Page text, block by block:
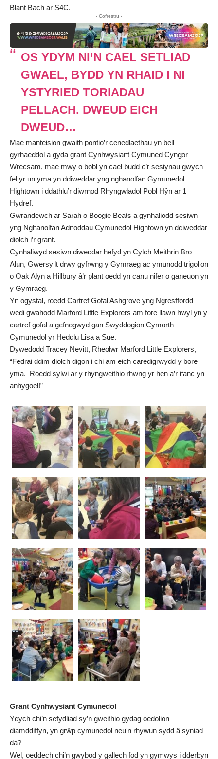
Blant Bach ar S4C.
- Cofrestru -
OS YDYM NI’N CAEL SETLIAD
GWAEL, BYDD YN RHAID I NI
YSTYRIED TORIADAU
PELLACH. DWEUD EICH
DWEUD…
Mae manteision gwaith pontio’r cenedlaethau yn bell
gyrhaeddol a gyda grant Cynhwysiant Cymuned Cyngor
Wrecsam, mae mwy o bobl yn cael budd o’r sesiynau gwych
fel yr un yma yn ddiweddar yng nghanolfan Gymunedol
Hightown i ddathlu’r diwrnod Rhyngwladol Pobl Hŷn ar 1
Hydref.
Gwrandewch ar Sarah o Boogie Beats a gynhaliodd sesiwn
yng Nghanolfan Adnoddau Cymunedol Hightown yn ddiweddar
diolch i’r grant.
Cynhaliwyd sesiwn diweddar hefyd yn Cylch Meithrin Bro
Alun, Gwersyllt drwy gyfrwng y Gymraeg ac ymunodd trigolion
o Oak Alyn a Hillbury â’r plant oedd yn canu nifer o ganeuon yn
y Gymraeg.
Yn ogystal, roedd Cartref Gofal Ashgrove yng Ngresffordd
wedi gwahodd Marford Little Explorers am fore llawn hwyl yn y
cartref gofal a gefnogwyd gan Swyddogion Cymorth
Cymunedol yr Heddlu Lisa a Sue.
Dywedodd Tracey Nevitt, Rheolwr Marford Little Explorers,
“Fedrai ddim diolch digon i chi am eich caredigrwydd y bore
yma. Roedd sylwi ar y rhyngweithio rhwng yr hen a’r ifanc yn
anhygoel!”
Grant Cynhwysiant Cymunedol
Ydych chi’n sefydliad sy’n gweithio gydag oedolion
diamddiffyn, yn grŵp cymunedol neu’n rhywun sydd â syniad
da?
Wel, oeddech chi’n gwybod y gallech fod yn gymwys i dderbyn